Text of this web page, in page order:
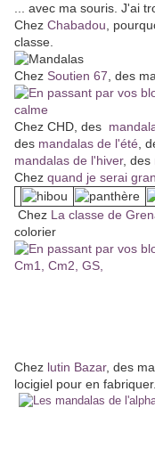
... avec ma souris. J'ai
Chez Chabadou ,
classe.
Chez Soutien 67 , des
Chez CHD, des
des mandalas de l'été ,
mandalas de l'hiver, des
Chez quand je serai
Chez La classe de
colorier
Chez lutin Bazar, des
locigiel pour en fabriquer.